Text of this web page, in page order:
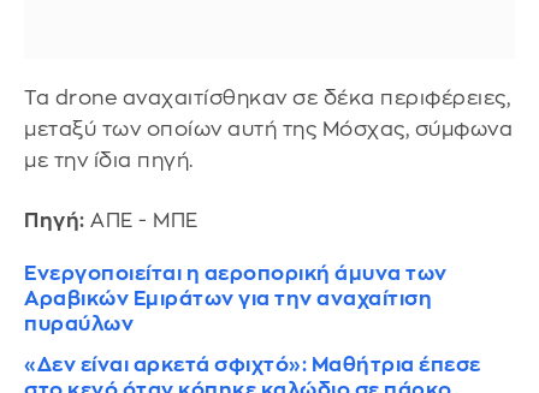
Τα drone αναχαιτίσθηκαν σε δέκα περιφέρειες,
μεταξύ των οποίων αυτή της Μόσχας, σύμφωνα
με την ίδια πηγή.
Πηγή: ΑΠΕ - ΜΠΕ
Ενεργοποιείται η αεροπορική άμυνα των
Αραβικών Εμιράτων για την αναχαίτιση
πυραύλων
«Δεν είναι αρκετά σφιχτό»: Μαθήτρια έπεσε